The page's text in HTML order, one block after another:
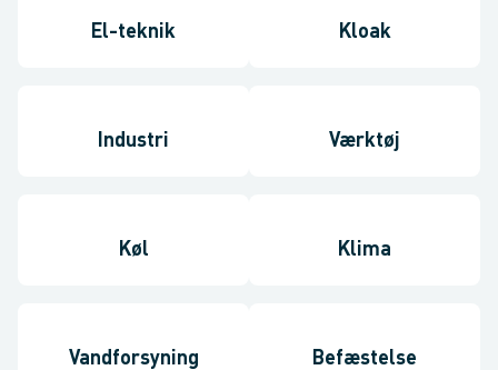
El-teknik Kloak
Industri Værktøj
Køl Klima
Vandforsyning Befæstelse